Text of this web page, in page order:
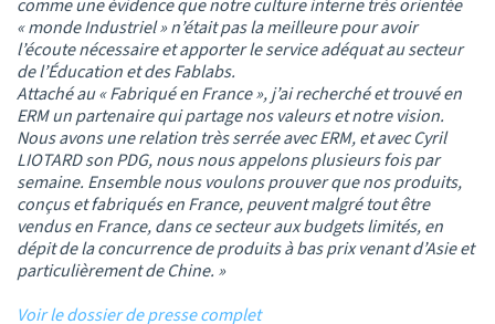
comme une évidence que notre culture interne très orientée
« monde Industriel » n’était pas la meilleure pour avoir
l’écoute nécessaire et apporter le service adéquat au secteur
de l’Éducation et des Fablabs.
Attaché au « Fabriqué en France », j’ai recherché et trouvé en
ERM un partenaire qui partage nos valeurs et notre vision.
Nous avons une relation très serrée avec ERM, et avec Cyril
LIOTARD son PDG, nous nous appelons plusieurs fois par
semaine. Ensemble nous voulons prouver que nos produits,
conçus et fabriqués en France, peuvent malgré tout être
vendus en France, dans ce secteur aux budgets limités, en
dépit de la concurrence de produits à bas prix venant d’Asie et
particulièrement de Chine. »
Voir le dossier de presse complet